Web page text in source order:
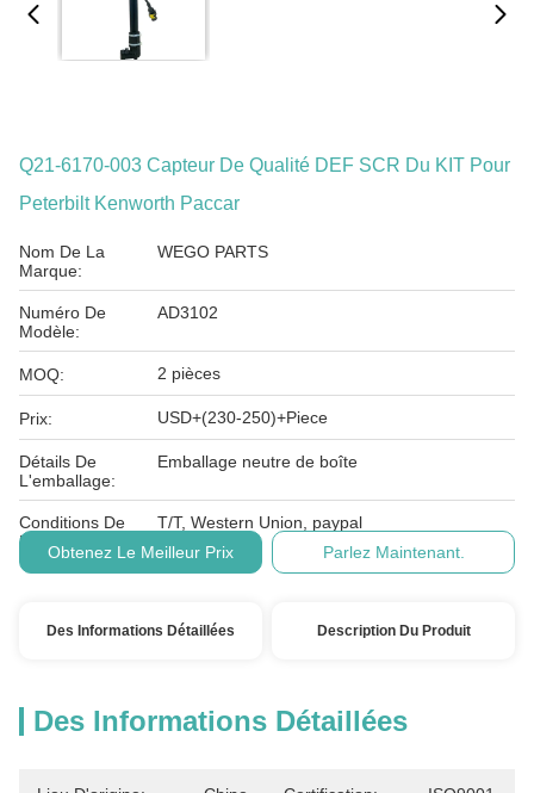
Q21-6170-003 Capteur De Qualité DEF SCR Du KIT Pour
Peterbilt Kenworth Paccar
Nom De La
Marque:
WEGO PARTS
Numéro De
Modèle:
AD3102
MOQ: 2 pièces
Prix: USD+(230-250)+Piece
Détails De
L'emballage:
Emballage neutre de boîte
Conditions De
Paiement:
T/T, Western Union, paypal
Obtenez Le Meilleur Prix
Parlez Maintenant.
Des Informations Détaillées Description Du Produit
Des Informations Détaillées